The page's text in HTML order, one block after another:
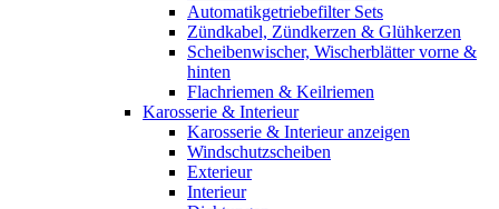
Automatikgetriebefilter Sets
Zündkabel, Zündkerzen & Glühkerzen
Scheibenwischer, Wischerblätter vorne &
hinten
Flachriemen & Keilriemen
Karosserie & Interieur
Karosserie & Interieur anzeigen
Windschutzscheiben
Exterieur
Interieur